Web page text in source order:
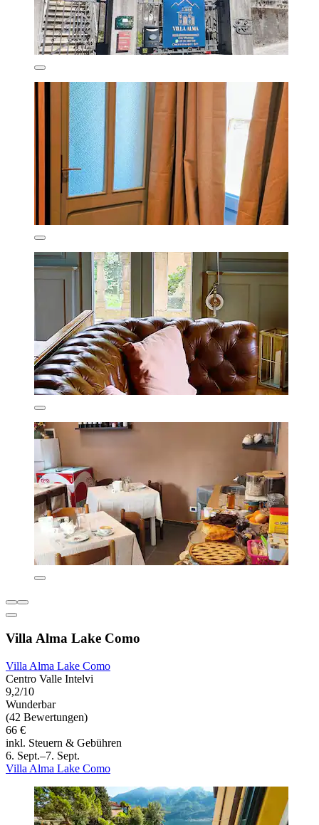
Villa Alma Lake Como
Villa Alma Lake Como
Centro Valle Intelvi
9,2/10
Wunderbar
(42 Bewertungen)
66 €
inkl. Steuern & Gebühren
6. Sept.–7. Sept.
Villa Alma Lake Como